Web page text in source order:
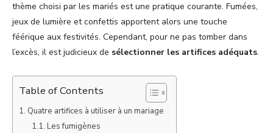
thème choisi par les mariés est une pratique courante. Fumées,
jeux de lumière et confettis apportent alors une touche
féérique aux festivités. Cependant, pour ne pas tomber dans
l’excès, il est judicieux de sélectionner les artifices adéquats.
Table of Contents
Quatre artifices à utiliser à un mariage
Les fumigènes